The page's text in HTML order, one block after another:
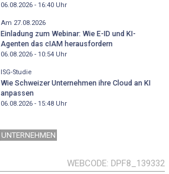
06.08.2026 - 16:40Uhr
Am 27.08.2026
Einladung zum Webinar: Wie E-ID und KI-
Agenten das cIAM herausfordern
06.08.2026 - 10:54Uhr
ISG-Studie
Wie Schweizer Unternehmen ihre Cloud an KI
anpassen
06.08.2026 - 15:48Uhr
UNTERNEHMEN
WEBCODE DPF8_139332